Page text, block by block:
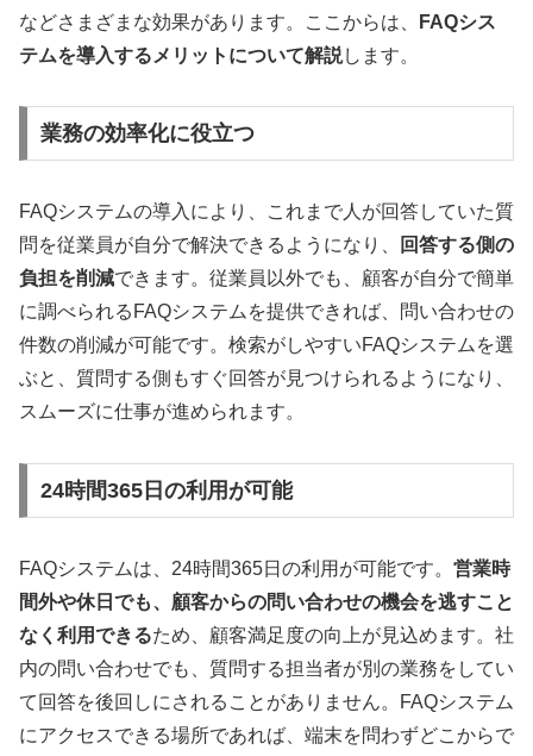
などさまざまな効果があります。ここからは、
FAQシス
テムを導入するメリットについて解説します。
業務の効率化に役立つ
FAQシステムの導入により、これまで人が回答していた質
問を従業員が自分で解決できるようになり、
回答する側の
負担を削減できます。従業員以外でも、顧客が自分で簡単
に調べられるFAQシステムを提供できれば、問い合わせの
件数の削減が可能です。検索がしやすいFAQシステムを選
ぶと、質問する側もすぐ回答が見つけられるようになり、
スムーズに仕事が進められます。
24時間365日の利用が可能
FAQシステムは、24時間365日の利用が可能です。 営業時
間外や休日でも、顧客からの問い合わせの機会を逃すこと
なく利用できるため、顧客満足度の向上が見込めます。社
内の問い合わせでも、質問する担当者が別の業務をしてい
て回答を後回しにされることがありません。FAQシステム
にアクセスできる場所であれば、端末を問わずどこからで